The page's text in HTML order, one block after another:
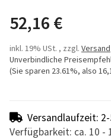
52,16 €
inkl. 19% USt. , zzgl. Versand
Unverbindliche
(Sie sparen 23.61%, also
Versandlaufzeit:
Verfügbarkeit: ca. 10 -